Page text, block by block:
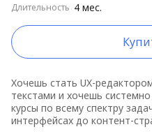
Школы от А до Я
Длительные курсы сначала
Короткие курсы сначала
Высокий рейтинг
Длительность 4 мес.
Хочешь стать UX-
текстами и хочешь
курсы по всему спектру
интерфейсах до контент-